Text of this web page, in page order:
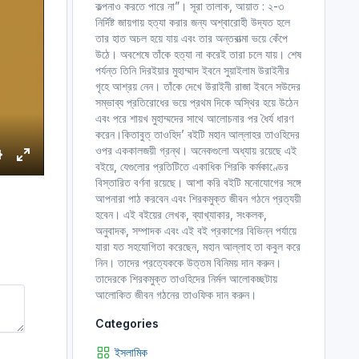
কল্পনাও করতে পারে না”। সূরা তালাক, আয়াত : ২-৩
নির্দিষ্ট জায়গায় হত্যা করার জন্য অশ্বারোহী উদ্যত হলে
তার হাত অচল হয়ে যায় এবং তার অন্তরাত্মা ভয়ে কেঁপে
উঠে। অবশেষে তাঁকে হত্যা না করেই তারা চলে যায়। শেষ
পর্যন্ত তিনি দিরইয়ার মুহাম্মাদ ইবনে সুয়াইলাম উরাইনীর
গৃহে আশ্রয় নেন। তাঁকে দেখে উরাইনী রাজা ইবনে সউদের
সম্ভাব্য প্রতিরোধের ভয়ে প্রথম দিকে অস্থির হয়ে উঠেন
এবং পরে শায়খ মুহাম্মদের সাথে আলোচনার পর ধৈর্য ধারণ
করেন।কিতাবুত্ তাওহিদ’ বইটি মহান আল্লাহর তাওহিদের
ওপর এককালজয়ী গ্রন্থ। অনেকগুলো অধ্যায় রয়েছে এই
বইয়ে, যেগুলোর প্রতিটিতে একাধিক শিরকি কর্মকাণ্ডের
বিস্তারিত বর্ণনা রয়েছে। আশা করি বইটি মনোযোগের সঙ্গে
আপনারা পাঠ করবেন এবং শিরকমুক্ত জীবন গঠনে প্রত্যয়ী
হবেন। এই বইয়ের লেখক, ব্যাখ্যাকার, সংকলক,
অনুবাদক, সম্পাদক এবং এই বই প্রকাশের বিভিন্ন পর্যায়ে
যারা যত সহযোগিতা করেছেন, মহান আল্লাহ তা কবুল করে
নিন। তাদের প্রত্যেককে উত্তম বিনিময় দান করুন।
তাদেরকে শিরকমুক্ত তাওহিদের নির্মল আলোকচ্ছটায়
আলোকিত জীবন গঠনের তাওফিক দান করুন।
Categories
ইসলামিক